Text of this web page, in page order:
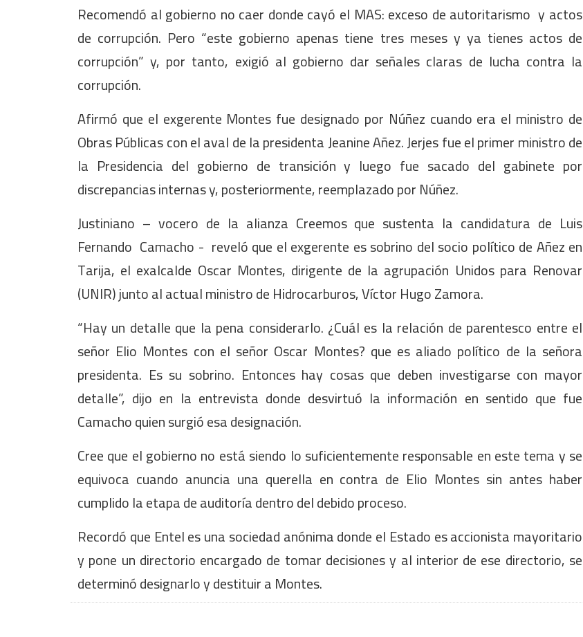
Recomendó al gobierno no caer donde cayó el MAS: exceso de autoritarismo y actos
de corrupción. Pero “este gobierno apenas tiene tres meses y ya tienes actos de
corrupción” y, por tanto, exigió al gobierno dar señales claras de lucha contra la
corrupción.
Afirmó que el exgerente Montes fue designado por Núñez cuando era el ministro de
Obras Públicas con el aval de la presidenta Jeanine Añez. Jerjes fue el primer ministro de
la Presidencia del gobierno de transición y luego fue sacado del gabinete por
discrepancias internas y, posteriormente, reemplazado por Núñez.
Justiniano – vocero de la alianza Creemos que sustenta la candidatura de Luis
Fernando Camacho - reveló que el exgerente es sobrino del socio político de Añez en
Tarija, el exalcalde Oscar Montes, dirigente de la agrupación Unidos para Renovar
(UNIR) junto al actual ministro de Hidrocarburos, Víctor Hugo Zamora.
“Hay un detalle que la pena considerarlo. ¿Cuál es la relación de parentesco entre el
señor Elio Montes con el señor Oscar Montes? que es aliado político de la señora
presidenta. Es su sobrino. Entonces hay cosas que deben investigarse con mayor
detalle”, dijo en la entrevista donde desvirtuó la información en sentido que fue
Camacho quien surgió esa designación.
Cree que el gobierno no está siendo lo suficientemente responsable en este tema y se
equivoca cuando anuncia una querella en contra de Elio Montes sin antes haber
cumplido la etapa de auditoría dentro del debido proceso.
Recordó que Entel es una sociedad anónima donde el Estado es accionista mayoritario
y pone un directorio encargado de tomar decisiones y al interior de ese directorio, se
determinó designarlo y destituir a Montes.